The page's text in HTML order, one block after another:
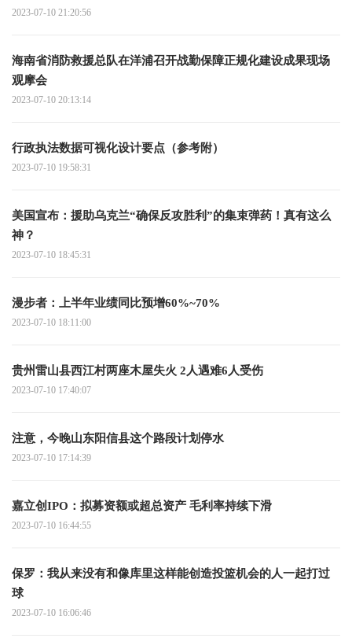
2023-07-10 21:20:56
海南省消防救援总队在洋浦召开战勤保障正规化建设成果现场
观摩会
2023-07-10 20:13:14
行政执法数据可视化设计要点（参考附）
2023-07-10 19:58:31
美国宣布：援助乌克兰“确保反攻胜利”的集束弹药！真有这么
神？
2023-07-10 18:45:31
漫步者：上半年业绩同比预增60%~70%
2023-07-10 18:11:00
贵州雷山县西江村两座木屋失火 2人遇难6人受伤
2023-07-10 17:40:07
注意，今晚山东阳信县这个路段计划停水
2023-07-10 17:14:39
嘉立创IPO：拟募资额或超总资产 毛利率持续下滑
2023-07-10 16:44:55
保罗：我从来没有和像库里这样能创造投篮机会的人一起打过
球
2023-07-10 16:06:46